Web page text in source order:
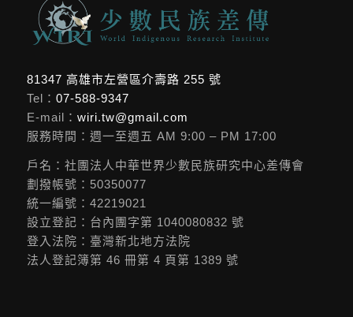
81347 高雄市左營區介壽路 255 號
Tel： 07-588-9347
E-mail： wiri.tw@gmail.com
服務時間：週一至週五 AM 9:00 – PM 17:00
戶名：社團法人中華世界少數民族研究中心差傳會
劃撥帳號：50350077
統一編號：42219021
設立登記：台內團字第 1040080832 號
登入法院：臺灣新北地方法院
法人登記簿第 46 冊第 4 頁第 1389 號